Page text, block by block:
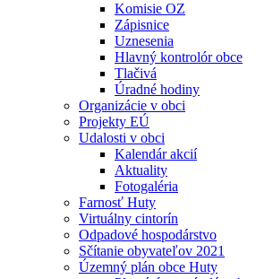
Komisie OZ
Zápisnice
Uznesenia
Hlavný kontrolór obce
Tlačivá
Úradné hodiny
Organizácie v obci
Projekty EÚ
Udalosti v obci
Kalendár akcií
Aktuality
Fotogaléria
Farnosť Huty
Virtuálny cintorín
Odpadové hospodárstvo
Sčítanie obyvateľov 2021
Územný plán obce Huty